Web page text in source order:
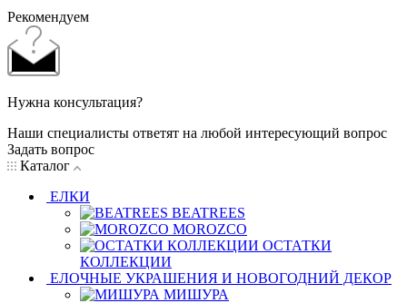
Рекомендуем
Нужна консультация?
Наши специалисты ответят на любой интересующий вопрос
Задать вопрос
Каталог
ЕЛКИ
BEATREES
MOROZCO
ОСТАТКИ
КОЛЛЕКЦИИ
ЕЛОЧНЫЕ УКРАШЕНИЯ И НОВОГОДНИЙ ДЕКОР
МИШУРА